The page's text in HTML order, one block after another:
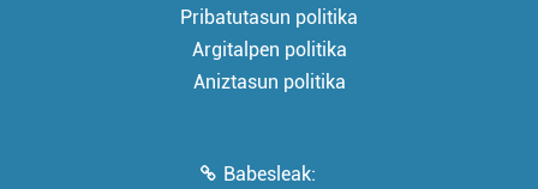
Pribatutasun politika
Argitalpen politika
Aniztasun politika
Babesleak: